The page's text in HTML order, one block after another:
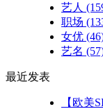
艺人
职场
女优
艺名
最近发表
【欧美